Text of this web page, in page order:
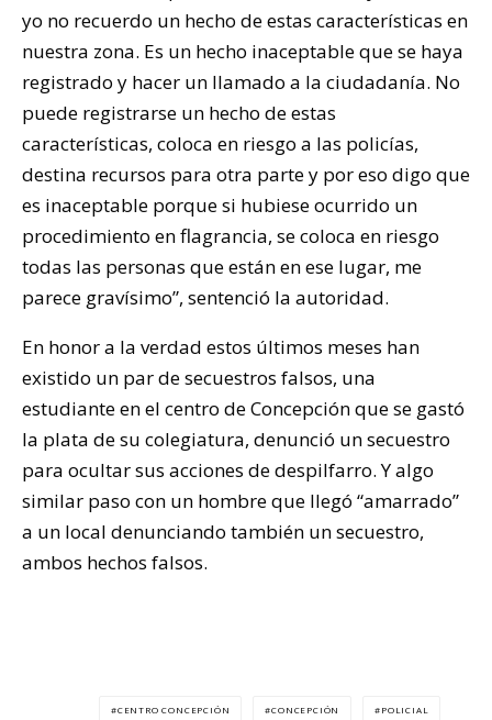
yo no recuerdo un hecho de estas características en
nuestra zona. Es un hecho inaceptable que se haya
registrado y hacer un llamado a la ciudadanía. No
puede registrarse un hecho de estas
características, coloca en riesgo a las policías,
destina recursos para otra parte y por eso digo que
es inaceptable porque si hubiese ocurrido un
procedimiento en flagrancia, se coloca en riesgo
todas las personas que están en ese lugar, me
parece gravísimo”, sentenció la autoridad.
En honor a la verdad estos últimos meses han
existido un par de secuestros falsos, una
estudiante en el centro de Concepción que se gastó
la plata de su colegiatura, denunció un secuestro
para ocultar sus acciones de despilfarro. Y algo
similar paso con un hombre que llegó “amarrado”
a un local denunciando también un secuestro,
ambos hechos falsos.
CENTRO CONCEPCIÓN CONCEPCIÓN POLICIAL